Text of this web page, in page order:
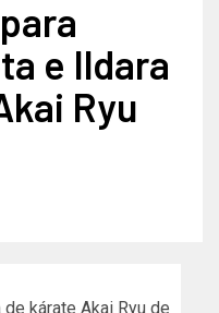
e Ildara
Ryu
kárate Akai Ryu de